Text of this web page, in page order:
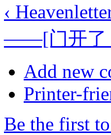
‹
——[门开了
Add new
Printer-
Be the first